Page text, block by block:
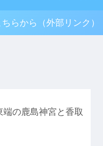
らから（外部リンク）
の鹿島神宮と香取